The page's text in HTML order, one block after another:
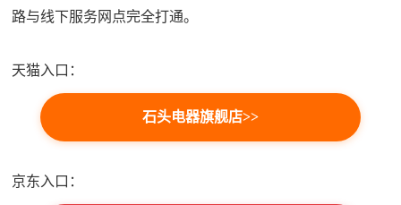
路与线下服务网点完全打通。
天猫入口：
石头电器旗舰店>>
京东入口：